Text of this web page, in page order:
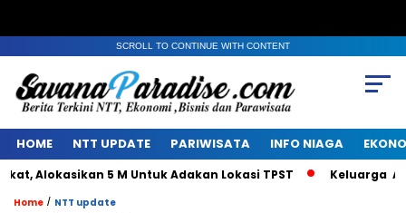
SCROLL TO CONTINUE WITH CONTENT
HOME NTT UPDATE PARIWISATA INFO NIAGA
Alokasikan 5 M Untuk Adakan Lokasi TPST Keluarga Alm
Home / NTT update